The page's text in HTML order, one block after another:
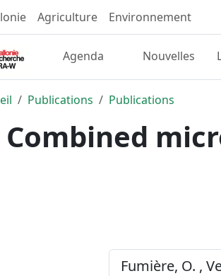
Agriculture Environnement
Agenda Nouvelles
Publications Publications
Combined
Fumière, O. ,